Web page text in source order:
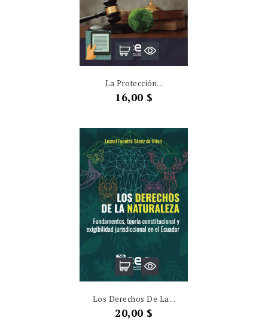
La Protección...
Precio
16,00 $
Los Derechos De La...
Precio
20,00 $